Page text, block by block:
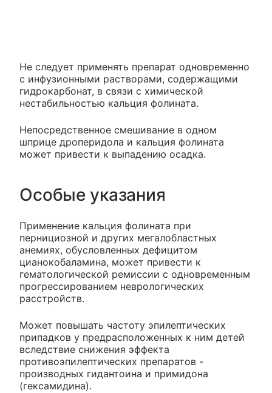
Не следует применять препарат одновременно
с инфузионными растворами, содержащими
гидрокарбонат, в связи с химической
нестабильностью кальция фолината.
Непосредственное смешивание в одном
шприце дроперидола и кальция фолината
может привести к выпадению осадка.
Особые указания
Применение кальция фолината при
пернициозной и других мегалобластных
анемиях, обусловленных дефицитом
цианокобаламина, может привести к
гематологической ремиссии с одновременным
прогрессированием неврологических
расстройств.
Может повышать частоту эпилептических
припадков у предрасположенных к ним детей
вследствие снижения эффекта
противоэпилептических препаратов -
производных гидантоина и примидона
(гексамидина).